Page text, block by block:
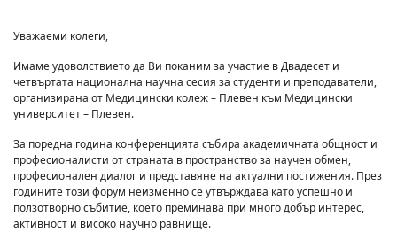
Уважаеми колеги,
Имаме удоволствието да Ви поканим за участие в Двадесет и
четвъртата национална научна сесия за студенти и преподаватели,
организирана от Медицински колеж – Плевен към Медицински
университет – Плевен.
За поредна година конференцията събира академичната общност и
професионалисти от страната в пространство за научен обмен,
професионален диалог и представяне на актуални постижения. През
годините този форум неизменно се утвърждава като успешно и
ползотворно събитие, което преминава при много добър интерес,
активност и високо научно равнище.